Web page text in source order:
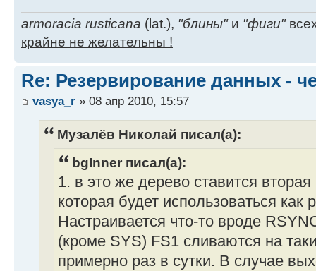
armoracia rusticana (lat.), "блины"и "фиги"
крайне не желательны !
Re: Резервирование данных -
vasya_r » 08 апр 2010, 15:57
Музалёв Николай писал(а):
bgInner писал(а):
1. в это же дерево ставится
которая будет использоваться как
Настраивается что-то вроде
(кроме SYS) FS1 сливаются на
примерно раз в сутки. В случае